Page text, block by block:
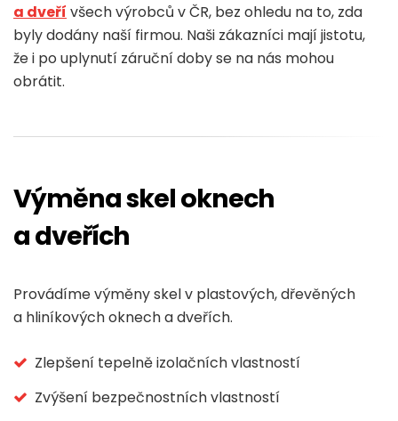
a dveří všech výrobců v ČR, bez ohledu na to, zda
byly dodány naší firmou. Naši zákazníci mají jistotu,
že i po uplynutí záruční doby se na nás mohou
obrátit.
Výměna skel oknech
a dveřích
Provádíme výměny skel v plastových, dřevěných
a hliníkových oknech a dveřích.
Zlepšení tepelně izolačních vlastností
Zvýšení bezpečnostních vlastností